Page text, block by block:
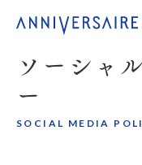
ソーシャ
ー
SOCIAL MEDIA